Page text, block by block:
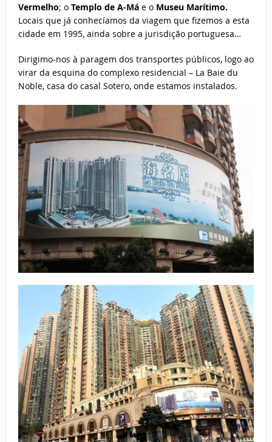
Vermelho; o Templo de A-Má e o Museu Marítimo.
Locais que já conhecíamos da viagem que fizemos a esta
cidade em 1995, ainda sobre a jurisdição portuguesa…
Dirigimo-nos à paragem dos transportes públicos, logo ao
virar da esquina do complexo residencial – La Baie du
Noble, casa do casal Sotero, onde estamos instalados.